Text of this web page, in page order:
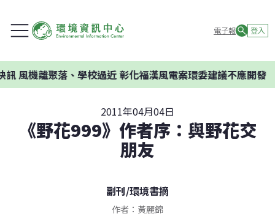
電子報 登入
風機離聚落、學校過近 彰化福漢風電案環委建議不應開發
2011年04月04日
《野花999》作者序：與野花交
朋友
副刊/環境書摘
作者：黃麗錦